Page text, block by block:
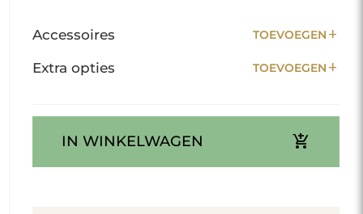
Accessoires TOEVOEGEN add
Extra opties TOEVOEGEN add
IN WINKELWAGEN add_shopping_cart